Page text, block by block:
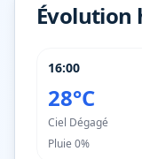
Évolution
16:00
28°C
Ciel Dégagé
Pluie 0%